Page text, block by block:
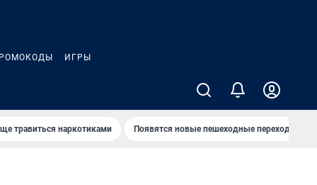
ИГРЫ
травиться наркотиками Появятся новые пешеходные переходы